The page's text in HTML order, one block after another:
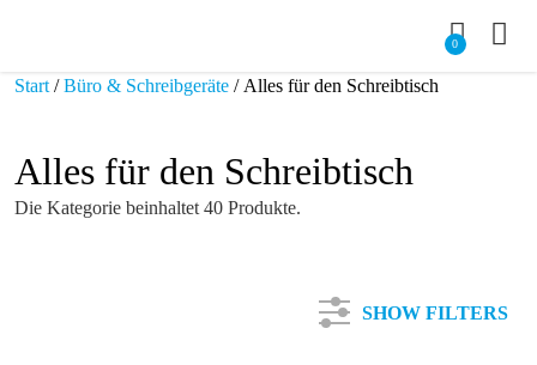
0
Start /Büro & Schreibgeräte / Alles für den Schreibtisch
Alles für den Schreibtisch
Die Kategorie beinhaltet 40 Produkte.
SHOW FILTERS